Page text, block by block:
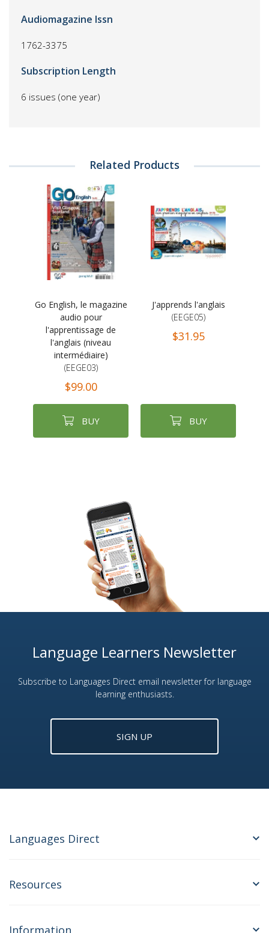
Audiomagazine Issn
1762-3375
Subscription Length
6 issues (one year)
Related Products
Go English, le magazine
audio pour
l'apprentissage de
l'anglais (niveau
intermédiaire)
(EEGE03)
$99.00
BUY
J'apprends l'anglais
(EEGE05)
$31.95
BUY
Language Learners Newsletter
Subscribe to Languages Direct email newsletter for language
learning enthusiasts.
SIGN UP
Languages Direct
Resources
Information